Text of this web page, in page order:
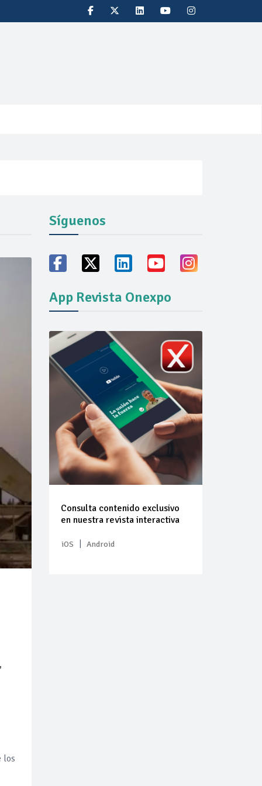
familiares
del mercado
los
Síguenos
App Revista Onexpo
Consulta contenido exclusivo
en nuestra revista interactiva
iOS | Android